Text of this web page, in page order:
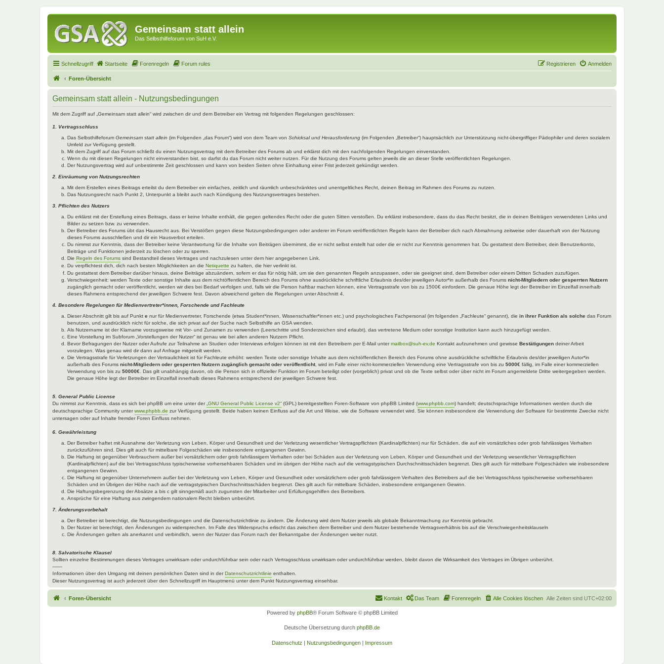
Gemeinsam statt allein
Das Selbsthilfeforum von SuH e.V.
Schnellzugriff Startseite Forenregeln Forum rules Anmelden
Registrieren
Foren-Übersicht
Gemeinsam statt allein - Nutzungsbedingungen
Mit dem Zugriff auf „Gemeinsam statt allein“ wird zwischen dir und dem Betreiber ein Vertrag mit folgenden Regelungen geschlossen:
1. Vertragsschluss
Das Selbsthilfeforum Gemeinsam statt allein (im Folgenden „das Forum“) wird von dem Team von Schicksal und Herausforderung (im Folgenden „Betreiber“) hauptsächlich zur Unterstützung nicht-übergriffiger Pädophiler und deren sozialem
Umfeld zur Verfügung gestellt.
Mit dem Zugriff auf das Forum schließt du einen Nutzungsvertrag mit dem Betreiber des Forums ab und erklärst dich mit den nachfolgenden Regelungen einverstanden.
Wenn du mit diesen Regelungen nicht einverstanden bist, so darfst du das Forum nicht weiter nutzen. Für die Nutzung des Forums gelten jeweils die an dieser Stelle veröffentlichten Regelungen.
Der Nutzungsvertrag wird auf unbestimmte Zeit geschlossen und kann von beiden Seiten ohne Einhaltung einer Frist jederzeit gekündigt werden.
2. Einräumung von Nutzungsrechten
Mit dem Erstellen eines Beitrags erteilst du dem Betreiber ein einfaches, zeitlich und räumlich unbeschränktes und unentgeltliches Recht, deinen Beitrag im Rahmen des Forums zu nutzen.
Das Nutzungsrecht nach Punkt 2, Unterpunkt a bleibt auch nach Kündigung des Nutzungsvertrages bestehen.
3. Pflichten des Nutzers
Du erklärst mit der Erstellung eines Beitrags, dass er keine Inhalte enthält, die gegen geltendes Recht oder die guten Sitten verstoßen. Du erklärst insbesondere, dass du das Recht besitzt, die in deinen Beiträgen verwendeten Links und
Bilder zu setzen bzw. zu verwenden.
Der Betreiber des Forums übt das Hausrecht aus. Bei Verstößen gegen diese Nutzungsbedingungen oder anderer im Forum veröffentlichten Regeln kann der Betreiber dich nach Abmahnung zeitweise oder dauerhaft von der Nutzung
dieses Forums ausschließen und dir ein Hausverbot erteilen.
Du nimmst zur Kenntnis, dass der Betreiber keine Verantwortung für die Inhalte von Beiträgen übernimmt, die er nicht selbst erstellt hat oder die er nicht zur Kenntnis genommen hat. Du gestattest dem Betreiber, dein Benutzerkonto,
Beiträge und Funktionen jederzeit zu löschen oder zu sperren.
Die Regeln des Forums sind Bestandteil dieses Vertrages und nachzulesen unter dem hier angegebenen Link.
Du verpflichtest dich, dich nach besten Möglichkeiten an die Netiquette zu halten, die hier verlinkt ist.
Du gestattest dem Betreiber darüber hinaus, deine Beiträge abzuändern, sofern er das für nötig hält, um sie den genannten Regeln anzupassen, oder sie geeignet sind, dem Betreiber oder einem Dritten Schaden zuzufügen.
Verschwiegenheit: werden Texte oder sonstige Inhalte aus dem nichtöffentlichen Bereich des Forums ohne ausdrückliche schriftliche Erlaubnis des/der jeweiligen Autor*in außerhalb des Forums nicht-Mitgliedern oder gesperrten Nutzern
zugänglich gemacht oder veröffentlicht, werden wir dies bei Bedarf verfolgen und, falls wir die Person haftbar machen können, eine Vertragsstrafe von bis zu 1500€ einfordern. Die genaue Höhe legt der Betreiber im Einzelfall innerhalb
dieses Rahmens entsprechend der jeweiligen Schwere fest. Davon abweichend gelten die Regelungen unter Abschnitt 4.
4. Besondere Regelungen für Medienvertreter*innen, Forschende und Fachleute
Dieser Abschnitt gilt bis auf Punkt e nur für Medienvertreter, Forschende (etwa Student*innen, Wissenschaftler*innen etc.) und psychologisches Fachpersonal (im folgenden „Fachleute“ genannt), die in ihrer Funktion als solche das Forum
benutzen, und ausdrücklich nicht für solche, die sich privat auf der Suche nach Selbsthilfe an GSA wenden.
Als Nutzername ist der Klarname vorzugsweise mit Vor- und Zunamen zu verwenden (Leerschritte und Sonderzeichen sind erlaubt), das vertretene Medium oder sonstige Institution kann auch hinzugefügt werden.
Eine Vorstellung im Subforum „Vorstellungen der Nutzer“ ist genau wie bei allen anderen Nutzern Pflicht.
Bevor Befragungen der Nutzer oder Aufrufe zur Teilnahme an Studien oder Interviews erfolgen können ist mit den Betreibern per E-Mail untermailbox@suh-ev.de Kontakt aufzunehmen und gewisse Bestätigungen deiner Arbeit
vorzulegen. Was genau wird dir dann auf Anfrage mitgeteilt werden.
Die Vertragsstrafe für Verletzungen der Vertraulichkeit ist für Fachleute erhöht: werden Texte oder sonstige Inhalte aus dem nichtöffentlichen Bereich des Forums ohne ausdrückliche schriftliche Erlaubnis des/der jeweiligen Autor*in
außerhalb des Forums nicht-Mitgliedern oder gesperrten Nutzern zugänglich gemacht oder veröffentlicht, wird im Falle einer nicht-kommerziellen Verwendung eine Vertragsstrafe von bis zu 5000€ fällig, im Falle einer kommerziellen
Verwendung von bis zu 50000€ . Das gilt unabhängig davon, ob die Person sich in offizieller Funktion im Forum beteiligt oder (vorgeblich) privat und ob die Texte selbst oder über nicht im Forum angemeldete Dritte weitergegeben werden.
Die genaue Höhe legt der Betreiber im Einzelfall innerhalb dieses Rahmens entsprechend der jeweiligen Schwere fest.
5. General Public License
Du nimmst zur Kenntnis, dass es sich bei phpBB um eine unter der „GNU General Public License v2“ (GPL) bereitgestellten Foren-Software von phpBB Limited (www.phpbb.com) handelt; deutschsprachige Informationen werden durch die
deutschsprachige Community unterwww.phpbb.de zur Verfügung gestellt. Beide haben keinen Einfluss auf die Art und Weise, wie die Software verwendet wird. Sie können insbesondere die Verwendung der Software für bestimmte Zwecke nicht
untersagen oder auf Inhalte fremder Foren Einfluss nehmen.
6. Gewährleistung
Der Betreiber haftet mit Ausnahme der Verletzung von Leben, Körper und Gesundheit und der Verletzung wesentlicher Vertragspflichten (Kardinalpflichten) nur für Schäden, die auf ein vorsätzliches oder grob fahrlässiges Verhalten
zurückzuführen sind. Dies gilt auch für mittelbare Folgeschäden wie insbesondere entgangenen Gewinn.
Die Haftung ist gegenüber Verbrauchern außer bei vorsätzlichem oder grob fahrlässigem Verhalten oder bei Schäden aus der Verletzung von Leben, Körper und Gesundheit und der Verletzung wesentlicher Vertragspflichten
(Kardinalpflichten) auf die bei Vertragsschluss typischerweise vorhersehbaren Schäden und im übrigen der Höhe nach auf die vertragstypischen Durchschnittsschäden begrenzt. Dies gilt auch für mittelbare Folgeschäden wie insbesondere
entgangenen Gewinn.
Die Haftung ist gegenüber Unternehmern außer bei der Verletzung von Leben, Körper und Gesundheit oder vorsätzlichem oder grob fahrlässigem Verhalten des Betreibers auf die bei Vertragsschluss typischerweise vorhersehbaren
Schäden und im Übrigen der Höhe nach auf die vertragstypischen Durchschnittsschäden begrenzt. Dies gilt auch für mittelbare Schäden, insbesondere entgangenen Gewinn.
Die Haftungsbegrenzung der Absätze a bis c gilt sinngemäß auch zugunsten der Mitarbeiter und Erfüllungsgehilfen des Betreibers.
Ansprüche für eine Haftung aus zwingendem nationalem Recht bleiben unberührt.
7. Änderungsvorbehalt
Der Betreiber ist berechtigt, die Nutzungsbedingungen und die Datenschutzrichtlinie zu ändern. Die Änderung wird dem Nutzer jeweils als globale Bekanntmachung zur Kenntnis gebracht.
Der Nutzer ist berechtigt, den Änderungen zu widersprechen. Im Falle des Widerspruchs erlischt das zwischen dem Betreiber und dem Nutzer bestehende Vertragsverhältnis bis auf die Verschwiegenheitsklauseln
Die Änderungen gelten als anerkannt und verbindlich, wenn der Nutzer das Forum nach der Bekanntgabe der Änderungen weiter nutzt.
8. Salvatorische Klausel
Sollten einzelne Bestimmungen dieses Vertrages unwirksam oder undurchführbar sein oder nach Vertragsschluss unwirksam oder undurchführbar werden, bleibt davon die Wirksamkeit des Vertrages im Übrigen unberührt.
——
Informationen über den Umgang mit deinen persönlichen Daten sind in derDatenschutzrichtlinie enthalten.
Dieser Nutzungsvertrag ist auch jederzeit über den Schnellzugriff im Hauptmenü unter dem Punkt Nutzungsvertrag einsehbar.
Foren-Übersicht Alle Zeiten sind UTC+02:00
Alle Cookies löschen
Forenregeln
Das Team
Kontakt
Powered by phpBB® Forum Software © phpBB Limited
Deutsche Übersetzung durch phpBB.de
Datenschutz | Nutzungsbedingungen | Impressum